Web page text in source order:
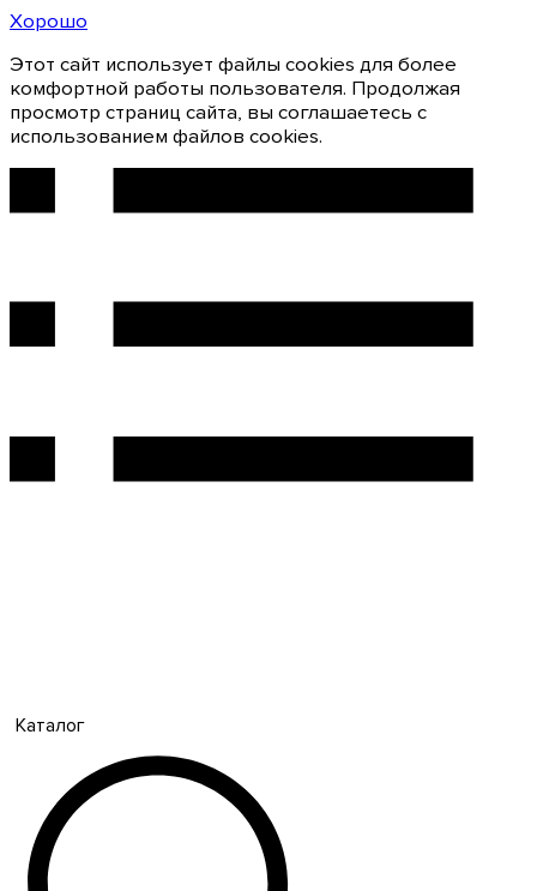
Хорошо
Этот сайт использует файлы cookies для более
комфортной работы пользователя. Продолжая
просмотр страниц сайта, вы соглашаетесь с
использованием файлов cookies.
Каталог